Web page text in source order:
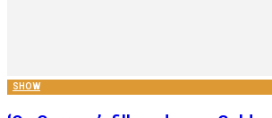
SHOW